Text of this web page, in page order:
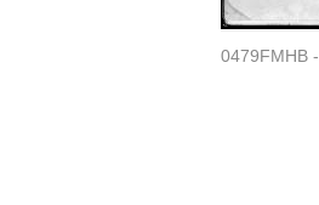
0479FMHB -